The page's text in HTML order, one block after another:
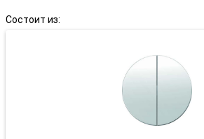
Состоит из: